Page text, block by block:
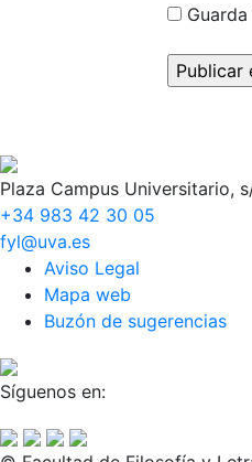
Plaza Campus Universitario,
+34 983 42 30 05
fyl@uva.es
Aviso Legal
Mapa web
Buzón de sugerencias
Síguenos en: